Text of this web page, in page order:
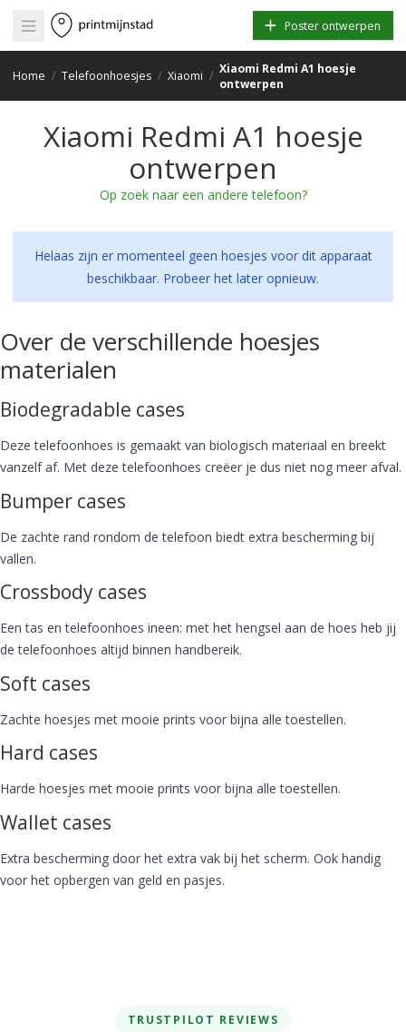
Open main menu Poster ontwerpen
Home / Telefoonhoesjes / Xiaomi / Xiaomi Redmi A1 hoesje
ontwerpen
Xiaomi Redmi A1 hoesje
ontwerpen
Op zoek naar een andere telefoon?
Helaas zijn er momenteel geen hoesjes voor dit apparaat
beschikbaar. Probeer het later opnieuw.
Over de verschillende hoesjes
materialen
Biodegradable cases
Deze telefoonhoes is gemaakt van biologisch materiaal en breekt
vanzelf af. Met deze telefoonhoes creëer je dus niet nog meer afval.
Bumper cases
De zachte rand rondom de telefoon biedt extra bescherming bij
vallen.
Crossbody cases
Een tas en telefoonhoes ineen: met het hengsel aan de hoes heb jij
de telefoonhoes altijd binnen handbereik.
Soft cases
Zachte hoesjes met mooie prints voor bijna alle toestellen.
Hard cases
Harde hoesjes met mooie prints voor bijna alle toestellen.
Wallet cases
Extra bescherming door het extra vak bij het scherm. Ook handig
voor het opbergen van geld en pasjes.
TRUSTPILOT REVIEWS